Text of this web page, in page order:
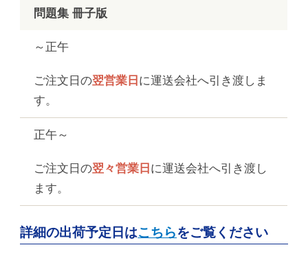
問題集 冊子版
～正午
ご注文日の翌営業日に運送会社へ引き渡しま
す。
正午～
ご注文日の翌々営業日に運送会社へ引き渡し
ます。
詳細の出荷予定日はこちらをご覧ください